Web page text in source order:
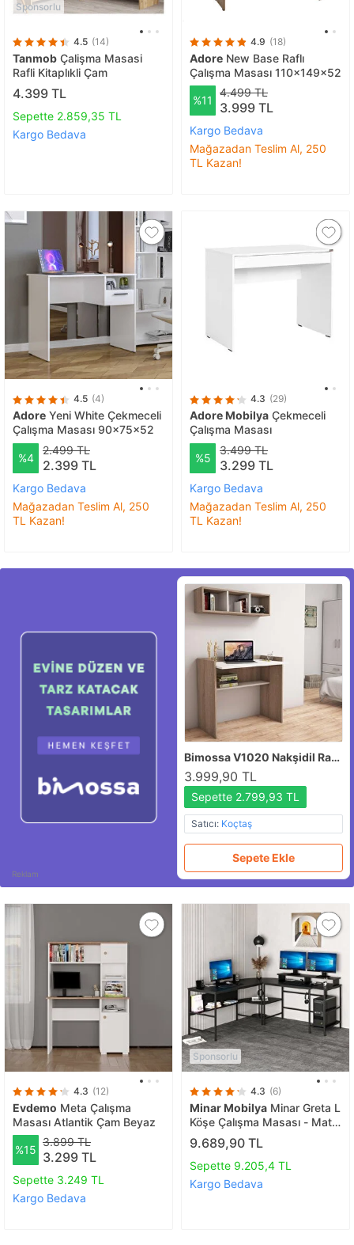
Sponsorlu
4.5 (14)
Tanmob Çalişma Masasi
Rafli Kitaplıkli Çam
4.399 TL
Sepette 2.859,35 TL
Kargo Bedava
4.9 (18)
Adore New Base Raflı
Çalışma Masası 110x149x52
%11
4.499 TL
3.999 TL
Kargo Bedava
Mağazadan Teslim Al, 250
TL Kazan!
4.5 (4)
Adore Yeni White Çekmeceli
Çalışma Masası 90x75x52
%4
2.499 TL
2.399 TL
Kargo Bedava
Mağazadan Teslim Al, 250
TL Kazan!
4.3 (29)
Adore Mobilya Çekmeceli
Çalışma Masası
%5
3.499 TL
3.299 TL
Kargo Bedava
Mağazadan Teslim Al, 250
TL Kazan!
Reklam
BimossaV1020 Nakşidil Raflı Çalışma Masası Ceviz/beyaz
3.999,90 TL
Sepette 2.799,93 TL
Satıcı: Koçtaş
Sepete Ekle
4.3 (12)
Evdemo Meta Çalışma
Masası Atlantik Çam Beyaz
%15
3.899 TL
3.299 TL
Sepette 3.249 TL
Kargo Bedava
Sponsorlu
4.3 (6)
Minar Mobilya Minar Greta L
Köşe Çalışma Masası - Mat
Siyah
9.689,90 TL
Sepette 9.205,4 TL
Kargo Bedava